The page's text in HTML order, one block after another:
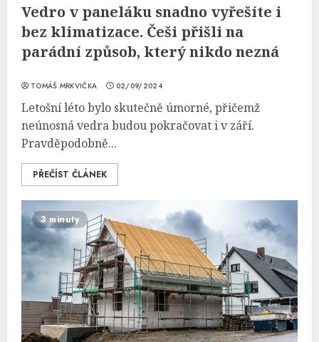
Vedro v paneláku snadno vyřešíte i
bez klimatizace. Češi přišli na
parádní způsob, který nikdo nezná
TOMÁŠ MRKVIČKA 02/09/2024
Letošní léto bylo skutečně úmorné, přičemž
neúnosná vedra budou pokračovat i v září.
Pravděpodobně...
PŘEČÍST ČLÁNEK
3 minuty